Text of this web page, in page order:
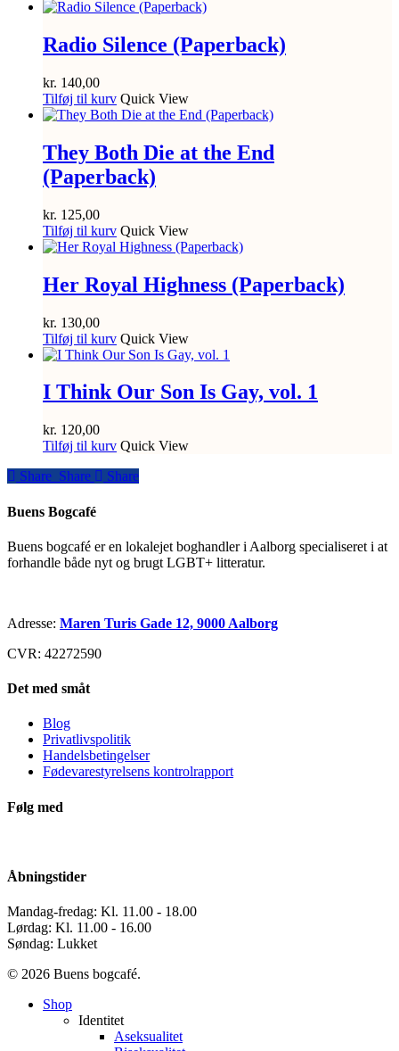
Radio Silence (Paperback)
kr. 140,00
Tilføj til kurv Quick View
They Both Die at the End
(Paperback)
kr. 125,00
Tilføj til kurv Quick View
Her Royal Highness (Paperback)
kr. 130,00
Tilføj til kurv Quick View
I Think Our Son Is Gay, vol. 1
kr. 120,00
Tilføj til kurv Quick View
Share
Share Share Share
Buens Bogcafé
Buens bogcafé er en lokalejet boghandler i Aalborg specialiseret i at
forhandle både nyt og brugt LGBT+ litteratur.
Adresse: Maren Turis Gade 12, 9000 Aalborg
CVR: 42272590
Det med småt
Blog
Privatlivspolitik
Handelsbetingelser
Fødevarestyrelsens kontrolrapport
Følg med
Åbningstider
Mandag-fredag: Kl. 11.00 - 18.00
Lørdag: Kl. 11.00 - 16.00
Søndag: Lukket
© 2026 Buens bogcafé.
Close
Shop
Identitet
Aseksualitet